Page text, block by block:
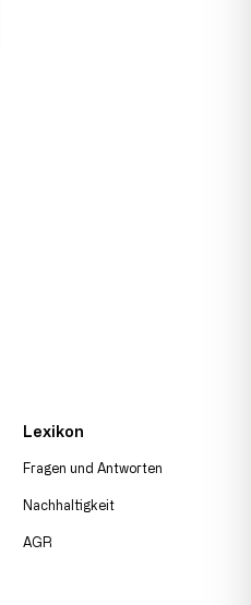
Lexikon
Fragen und Antworten
Nachhaltigkeit
AGR